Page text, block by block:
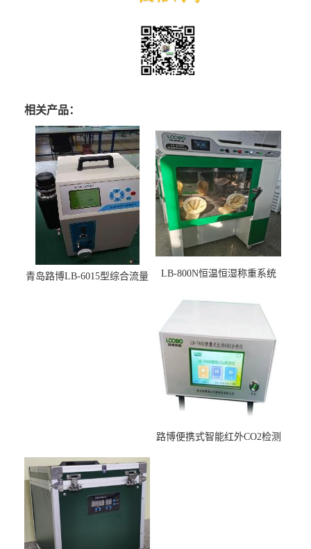
相关产品：
青岛路博LB-6015型综合流量
LB-800N恒温恒湿称重系统
路博便携式智能红外CO2检测